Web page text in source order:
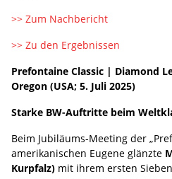
>> Zum Nachbericht
>> Zu den Ergebnissen
Prefontaine Classic | Diamond
Oregon (USA; 5. Juli 2025)
Starke BW-Auftritte beim
Beim Jubiläums-Meeting der
amerikanischen Eugene glänzte
Kurpfalz) mit ihrem ersten